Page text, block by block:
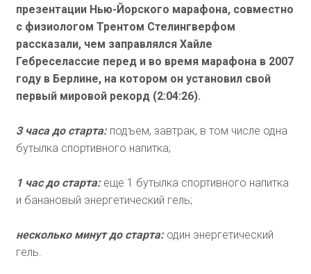
презентации Нью-Йорского марафона, совместно
с физиологом Трентом Стелингверфом
рассказали, чем заправлялся Хайле
Гебреселассие перед и во время марафона в 2007
году в Берлине, на котором он установил свой
первый мировой рекорд (2:04:26).
3 часа до старта:подъем, завтрак, в том числе одна
бутылка спортивного напитка;
1 час до старта:еще 1 бутылка спортивного напитка
и банановый энергетический гель;
несколько минут до старта:один энергетический
гель.